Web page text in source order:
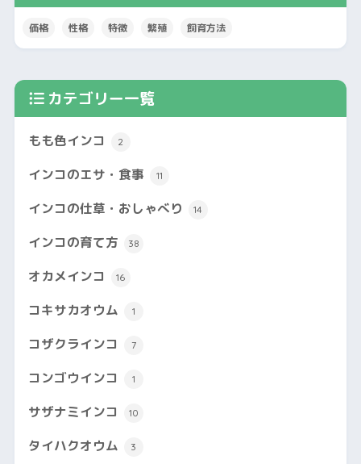
価格 性格 特徴 繁殖 飼育方法
カテゴリー一覧
もも色インコ 2
インコのエサ・食事 11
インコの仕草・おしゃべり 14
インコの育て方 38
オカメインコ 16
コキサカオウム 1
コザクラインコ 7
コンゴウインコ 1
サザナミインコ 10
タイハクオウム 3